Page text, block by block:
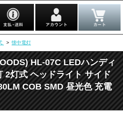
> 懐中電灯
HL-07C LEDハンディ
2灯式 ヘッドライト サイド
COB SMD 昼光色 充電